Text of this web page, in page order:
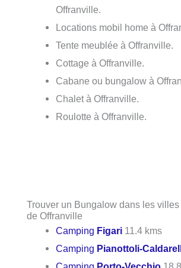
Offranville.
Locations mobil home à
Tente meublée à Offranville.
Cottage à Offranville.
Cabane ou bungalow à
Chalet à Offranville.
Roulotte à Offranville.
Trouver un Bungalow dans les
de Offranville
Camping Figari 11.4 kms
Camping Pianottoli-